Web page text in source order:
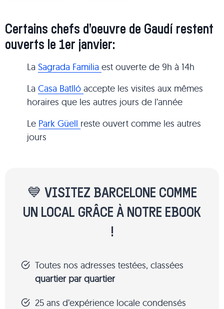
Certains chefs d’oeuvre de Gaudí restent
ouverts le 1er janvier:
LaSagrada Familiaest ouverte de 9h à 14h
LaCasa Batllóaccepte les visites aux mêmes
horaires que les autres jours de l’année
Le Park Güell reste ouvert comme les autres
jours
💙 VISITEZ BARCELONE COMME
UN LOCAL GRÂCE À NOTRE EBOOK
!
Toutes nos adresses testées, classées
quartier par quartier
25 ans d’expérience locale condensés